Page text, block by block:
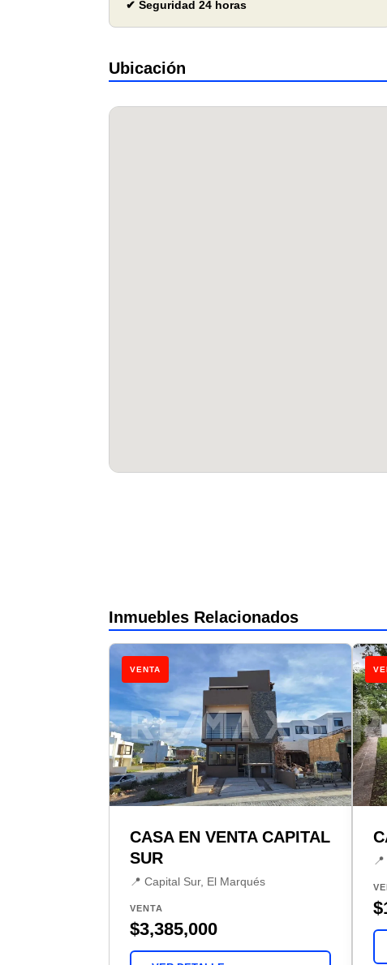
✔ Seguridad 24 horas
Ubicación
Inmuebles Relacionados
VENTA
CASA EN VENTA CAPITAL
SUR
📍 Capital Sur, El Marqués
VENTA
$3,385,000